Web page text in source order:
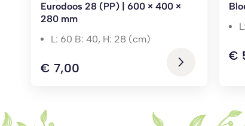
Eurodoos 28 (PP) | 600 × 400 ×
280 mm
L: 60 B: 40, H: 28 (cm)
€ 7,00
€